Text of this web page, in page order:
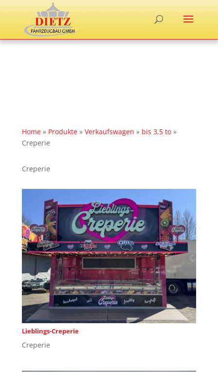
Home» Produkte» Verkaufswagen » bis 3,5 to»
Creperie
Creperie
Lieblings-Creperie
Creperie